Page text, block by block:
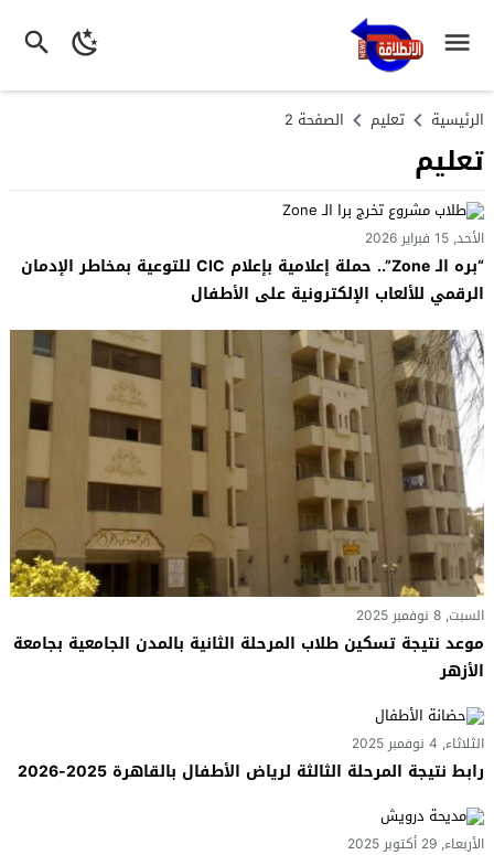
الرئيسية تعليم الصفحة 2
تعليم
الأحد, 15 فبراير 2026
“بره الـ Zone”.. حملة إعلامية بإعلام CIC للتوعية بمخاطر الإدمان
الرقمي للألعاب الإلكترونية على الأطفال
السبت, 8 نوفمبر 2025
موعد نتيجة تسكين طلاب المرحلة الثانية بالمدن الجامعية بجامعة
الأزهر
الثلاثاء, 4 نوفمبر 2025
رابط نتيجة المرحلة الثالثة لرياض الأطفال بالقاهرة 2025-2026
الأربعاء, 29 أكتوبر 2025